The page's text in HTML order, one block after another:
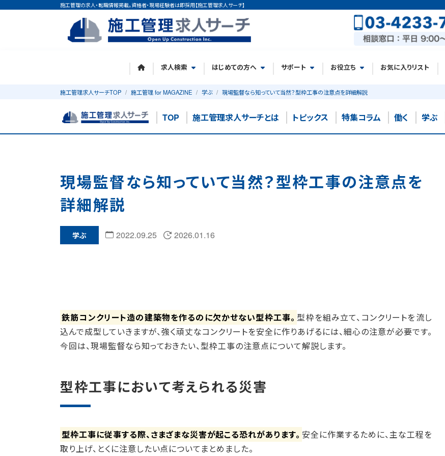
施工管理の求人・転職情報掲載。資格者・現場経験者は即採用【施工管理求人サーチ】
求人検索 はじめての方へ サポート お役立ち お気に入りリスト
施工管理求人サーチTOP 施工管理 for MAGAZINE 学ぶ 現場監督なら知っていて当然？型枠工事の注意点を詳細解説
TOP 施工管理求人サーチとは トピックス 特集コラム 働く 学ぶ
現場監督なら知っていて当然？型枠工事の注意点を
詳細解説
学ぶ 2022.09.25 2026.01.16
鉄筋コンクリート造の建築物を作るのに欠かせない型枠工事。 型枠を組み立て、コンクリートを流し
込んで成型していきますが、強く頑丈なコンクリートを安全に作りあげるには、細心の注意が必要です。
今回は、現場監督なら知っておきたい、型枠工事の注意点について解説します。
型枠工事において考えられる災害
型枠工事に従事する際、さまざまな災害が起こる恐れがあります。 安全に作業するために、主な工程を
取り上げ、とくに注意したい点についてまとめました。